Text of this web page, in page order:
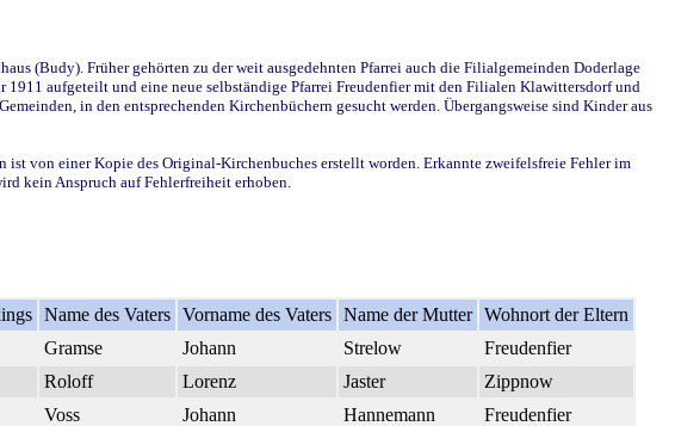
(Budy). Früher gehörten zu der weit ausgedehnten Pfarrei auch die Filialgemeinden Doderlage
aufgeteilt und eine neue selbständige Pfarrei Freudenfier mit den Filialen Klawittersdorf und
in den entsprechenden Kirchenbüchern gesucht werden. Übergangsweise sind Kinder aus
von einer Kopie des Original-Kirchenbuches erstellt worden. Erkannte zweifelsfreie Fehler im
kein Anspruch auf Fehlerfreiheit erhoben.
Name des Vaters Vorname des Vaters Name der Mutter Wohnort der Eltern
Gramse Johann Strelow
Freudenfier
Roloff Lorenz Jaster
Zippnow
Voss Johann Hannemann Freudenfier